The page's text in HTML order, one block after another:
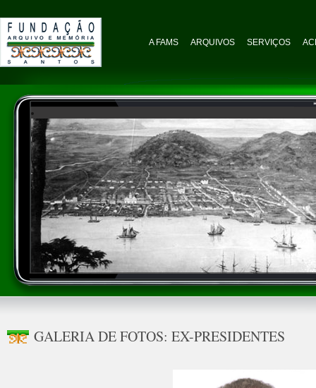
A FAMS ARQUIVOS SERVIÇOS
Acervo Iconográfico - Vista Geral da Cidade
GALERIA DE FOTOS: EX-PRESIDENTES